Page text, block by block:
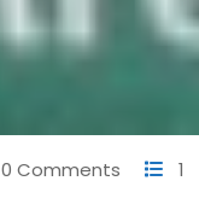
0 Comments
1